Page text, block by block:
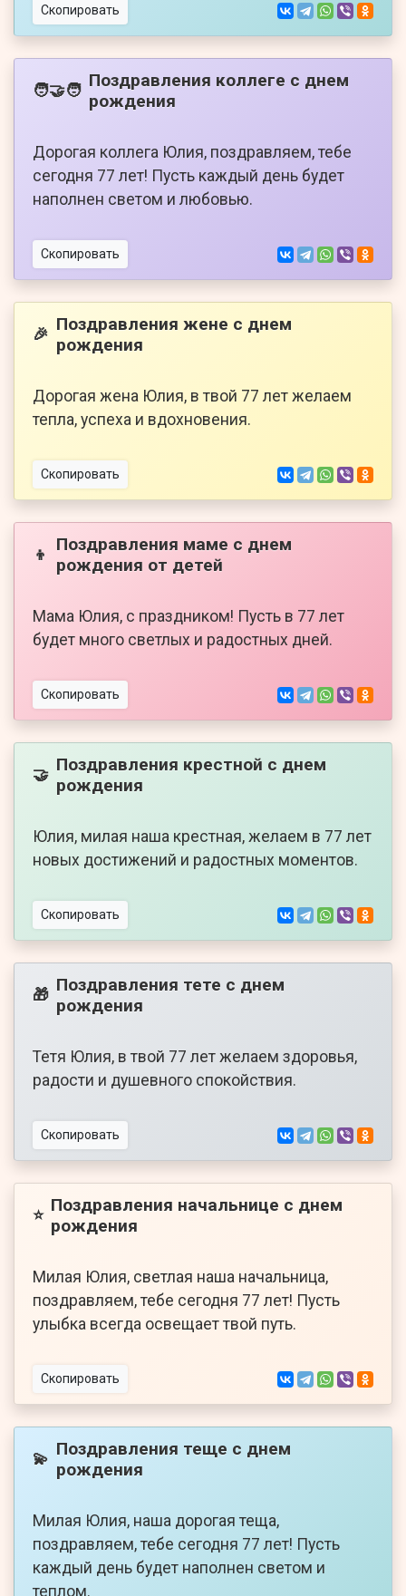
Скопировать
🧑‍🤝‍🧑 Поздравления коллеге с днем
рождения
Дорогая коллега Юлия, поздравляем, тебе
сегодня 77 лет! Пусть каждый день будет
наполнен светом и любовью.
Скопировать
🎉 Поздравления жене с днем
рождения
Дорогая жена Юлия, в твой 77 лет желаем
тепла, успеха и вдохновения.
Скопировать
👦
Поздравления маме с днем
рождения от детей
Мама Юлия, с праздником! Пусть в 77 лет
будет много светлых и радостных дней.
Скопировать
🤝 Поздравления крестной с днем
рождения
Юлия, милая наша крестная, желаем в 77 лет
новых достижений и радостных моментов.
Скопировать
🎁 Поздравления тете с днем
рождения
Тетя Юлия, в твой 77 лет желаем здоровья,
радости и душевного спокойствия.
Скопировать
⭐ Поздравления начальнице с днем
рождения
Милая Юлия, светлая наша начальница,
поздравляем, тебе сегодня 77 лет! Пусть
улыбка всегда освещает твой путь.
Скопировать
💫 Поздравления теще с днем
рождения
Милая Юлия, наша дорогая теща,
поздравляем, тебе сегодня 77 лет! Пусть
каждый день будет наполнен светом и
теплом.